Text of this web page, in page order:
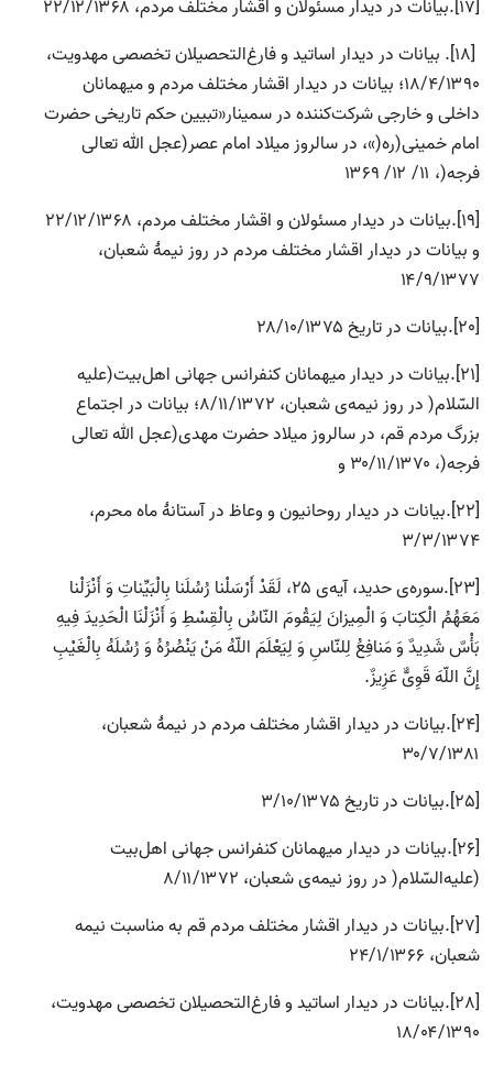
[17].بیانات در دیدار مسئولان و اقشار مختلف مردم، ۲۲/۱۲/۱۳۶۸
[18]. بیانات در دیدار اساتید و فارغ‌التحصیلان تخصصی مهدویت،
۱۸/۴/۱۳۹۰؛ بیانات در دیدار اقشار مختلف مردم و میهمانان
داخلی و خارجی شرکت‌کننده در سمینار«تبیین حکم تاریخی حضرت
امام خمینی(ره(»، در سالروز میلاد امام عصر(عجل الله تعالی
فرجه(، ۱۱/ ۱۲/ ۱۳۶۹
[19].بیانات در دیدار مسئولان و اقشار مختلف مردم، ۲۲/۱۲/۱۳۶۸
و بیانات در دیدار اقشار مختلف مردم در روز نیمۀ شعبان،
۱۴/۹/۱۳۷۷
[20].بیانات در تاریخ ۲۸/۱۰/۱۳۷۵
[21].بیانات در دیدار میهمانان کنفرانس جهانى اهل‌بیت(علیه
‌السّلام( در روز نیمه‌ی شعبان، ۸/۱۱/۱۳۷۲؛ بیانات در اجتماع
بزرگ مردم قم، در سالروز میلاد حضرت مهدی(عجل الله تعالی
فرجه(، ۳۰/۱۱/۱۳۷۰ و
[22].بیانات در دیدار روحانیون و وعاظ در آستانۀ ماه محرم،
۳/۳/۱۳۷۴
[23].سوره‌ی حدید، آیه‌ی ۲۵، لَقَدْ أَرْسَلْنا رُسُلَنا بِالْبَیِّناتِ وَ أَنْزَلْنا
مَعَهُمُ الْکِتابَ وَ الْمِیزانَ لِیَقُومَ النّاسُ بِالْقِسْطِ وَ أَنْزَلْنَا الْحَدِیدَ فِیهِ
بَأْسٌ شَدِیدٌ وَ مَنافِعُ لِلنّاسِ وَ لِیَعْلَمَ اللّهُ مَنْ یَنْصُرُهُ وَ رُسُلَهُ بِالْغَیْبِ
إِنَّ اللّهَ قَوِیٌّ عَزِیزٌ.
[24].بیانات در دیدار اقشار مختلف مردم در نیمۀ شعبان،
۳۰/۷/۱۳۸۱
[25].بیانات در تاریخ ۳/۱۰/۱۳۷۵
[26].بیانات در دیدار میهمانان کنفرانس جهانى اهل‌بیت
(علیه‌‌السّلام( در روز نیمه‌ی شعبان، ۸/۱۱/۱۳۷۲
[27].بیانات در دیدار اقشار مختلف مردم قم به مناسبت نیمه
شعبان، ۲۴/۱/۱۳۶۶
[28].بیانات در دیدار اساتید و فارغ‌التحصیلان تخصصی مهدویت،
۱۸/۰۴/۱۳۹۰